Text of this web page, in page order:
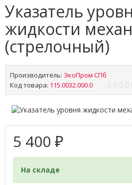
Указатель
жидкости
(стрелочный)
Производитель: ЭкоПром СПб
Код товара: 115.0032.000.0
5 400 ₽
На складе